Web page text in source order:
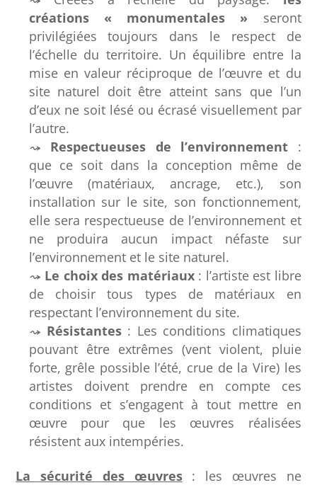
créations « monumentales » seront
privilégiées toujours dans le respect de
l’échelle du territoire. Un équilibre entre la
mise en valeur réciproque de l’œuvre et du
site naturel doit être atteint sans que l’un
d’eux ne soit lésé ou écrasé visuellement par
l’autre.
Respectueuses de l’environnement :
que ce soit dans la conception même de
l’œuvre (matériaux, ancrage, etc.), son
installation sur le site, son fonctionnement,
elle sera respectueuse de l’environnement et
ne produira aucun impact néfaste sur
l’environnement et le site naturel.
Le choix des matériaux : l’artiste est libre
de choisir tous types de matériaux en
respectant l’environnement du site.
Résistantes : Les conditions climatiques
pouvant être extrêmes (vent violent, pluie
forte, grêle possible l’été, crue de la Vire) les
artistes doivent prendre en compte ces
conditions et s’engagent à tout mettre en
œuvre pour que les œuvres réalisées
résistent aux intempéries.
La sécurité des œuvres: les œuvres ne